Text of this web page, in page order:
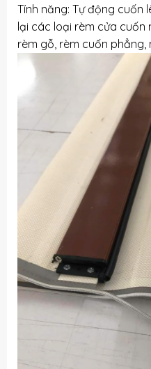
Tính năng: Tự động cuốn
lại các loại rèm cửa cuốn
rèm gỗ, rèm cuốn phẳng,